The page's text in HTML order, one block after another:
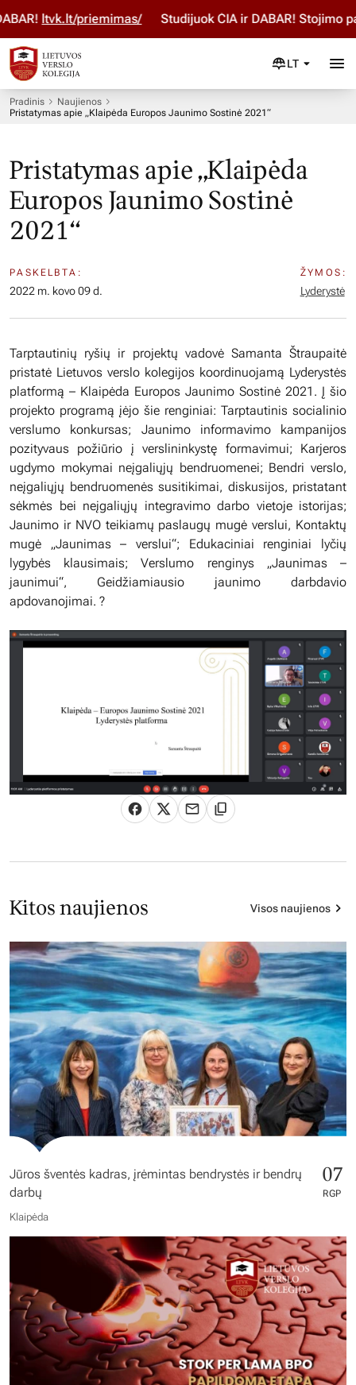
ltvk.lt/priemimas/ Studijuok ČIA ir DABAR! Stojimo
LT
Pradinis
Naujienos
Pristatymas apie „Klaipėda Europos Jaunimo Sostinė 2021“
Pristatymas apie „Klaipėda
Europos Jaunimo Sostinė
2021“
PASKELBTA:
2022 m. kovo 09 d.
ŽYMOS:
Lyderystė
Tarptautinių ryšių ir projektų vadovė Samanta Štraupaitė
pristatė Lietuvos verslo kolegijos koordinuojamą Lyderystės
platformą – Klaipėda Europos Jaunimo Sostinė 2021. Į šio
projekto programą įėjo šie renginiai: Tarptautinis socialinio
verslumo konkursas; Jaunimo informavimo kampanijos
pozityvaus požiūrio į verslininkystę formavimui; Karjeros
ugdymo mokymai neįgaliųjų bendruomenei; Bendri verslo,
neįgaliųjų bendruomenės susitikimai, diskusijos, pristatant
sėkmės bei neįgaliųjų integravimo darbo vietoje istorijas;
Jaunimo ir NVO teikiamų paslaugų mugė verslui, Kontaktų
mugė „Jaunimas – verslui“; Edukaciniai renginiai lyčių
lygybės klausimais; Verslumo renginys „Jaunimas –
jaunimui“, Geidžiamiausio jaunimo darbdavio
apdovanojimai. ?
Kitos naujienos Visos naujienos
Jūros šventės kadras, įrėmintas bendrystės ir bendrų
darbų
07
RGP
Klaipėda